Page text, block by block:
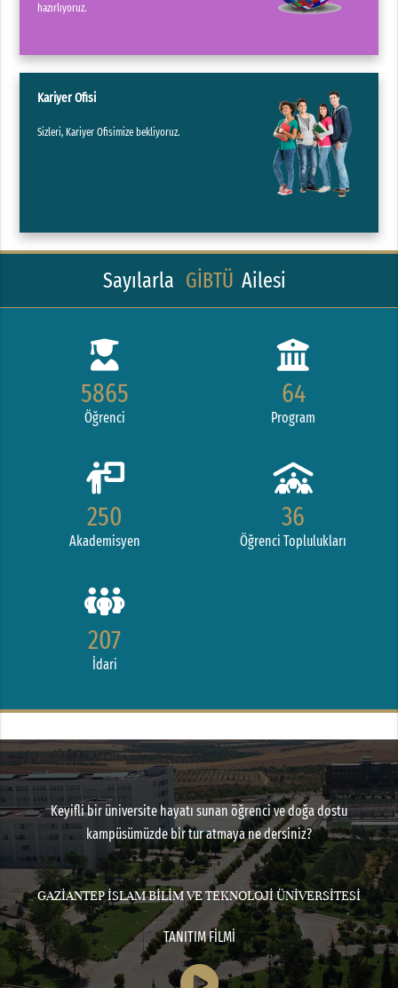
hazırlıyoruz.
Kariyer Ofisi
Sizleri, Kariyer Ofisimize bekliyoruz.
Sayılarla GİBTÜ Ailesi
5865
Öğrenci
64
Program
250
Akademisyen
36
Öğrenci Toplulukları
207
İdari
Keyifli bir üniversite hayatı sunan öğrenci ve doğa dostu
kampüsümüzde bir tur atmaya ne dersiniz?
GAZİANTEP İSLAM BİLİM VE TEKNOLOJİ ÜNİVERSİTESİ
TANITIM FİLMİ